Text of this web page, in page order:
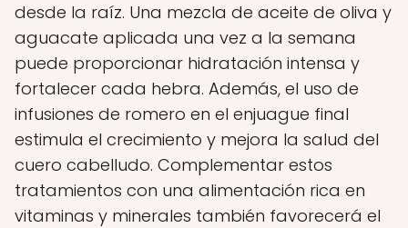
desde la raíz. Una mezcla de aceite de oliva y
aguacate aplicada una vez a la semana
puede proporcionar hidratación intensa y
fortalecer cada hebra. Además, el uso de
infusiones de romero en el enjuague final
estimula el crecimiento y mejora la salud del
cuero cabelludo. Complementar estos
tratamientos con una alimentación rica en
vitaminas y minerales también favorecerá el